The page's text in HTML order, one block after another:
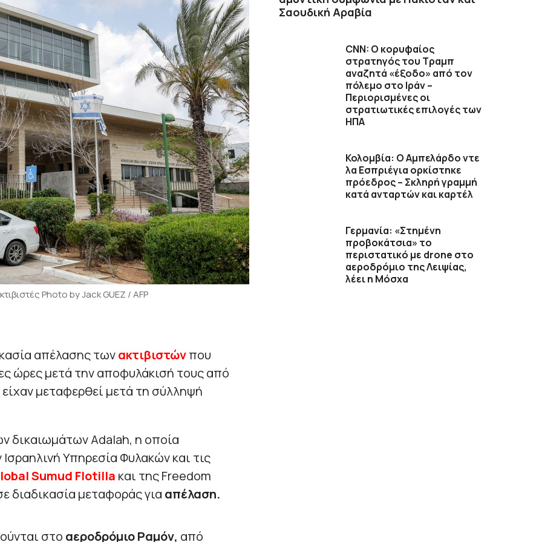
Photo by Jack GUEZ / AFP
απέλασης τωνακτιβιστώνπου
ώρες μετά την αποφυλάκισή τους από
μεταφερθεί μετά τη σύλληψή
δικαιωμάτων Adalah, η οποία
Υπηρεσία Φυλακών και τις
Sumud Flotilla και της Freedom
διαδικασία μεταφοράς για απέλαση.
στο αεροδρόμιο Ραμόν, από
Σαουδική Αραβία
CNN: Ο κορυφαίος
στρατηγός του Τραμπ
αναζητά «έξοδο» από τον
πόλεμο στο Ιράν –
Περιορισμένες οι
στρατιωτικές επιλογές των
ΗΠΑ
Κολομβία: Ο Αμπελάρδο ντε
λα Εσπριέγια ορκίστηκε
πρόεδρος – Σκληρή γραμμή
κατά ανταρτών και καρτέλ
Γερμανία: «Στημένη
προβοκάτσια» το
περιστατικό με drone στο
αεροδρόμιο της Λειψίας,
λέει η Μόσχα